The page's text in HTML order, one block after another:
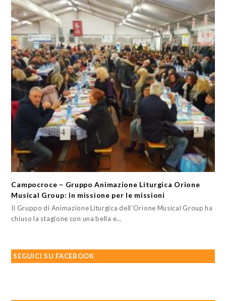
Campocroce – Gruppo Animazione Liturgica Orione
Musical Group: in missione per le missioni
Il Gruppo di Animazione Liturgica dell'Orione Musical Group ha
chiuso la stagione con una bella e…
SEGUICI SU FACEBOOK